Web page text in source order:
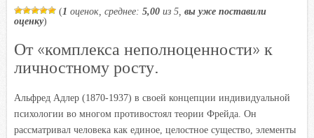
(1 оценок, среднее: 5,00 из 5, вы уже поставили
оценку)
От «комплекса неполноценности» к
личностному росту.
Альфред Адлер (1870-1937) в своей концепции индивидуальной
психологии во многом противостоял теории Фрейда. Он
рассматривал человека как единое, целостное существо, элементы